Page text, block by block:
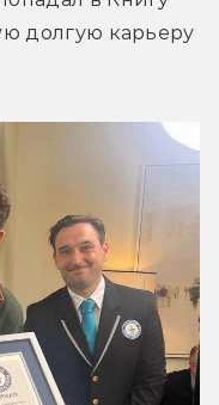
долгую карьеру